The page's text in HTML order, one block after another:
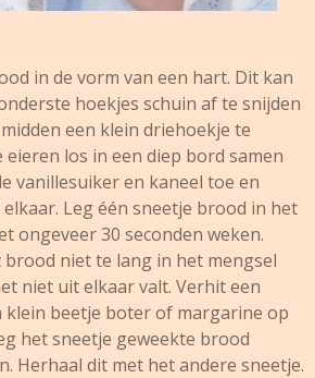
in de vorm van een hart. Dit kan
hoekjes schuin af te snijden
een klein driehoekje te
eieren los in een diep bord samen
vanillesuiker en kaneel toe en
Leg één sneetje brood in het
ongeveer 30 seconden weken.
niet te lang in het mengsel
niet uit elkaar valt. Verhit een
klein beetje boter of margarine op
het sneetje geweekte brood
Herhaal dit met het andere sneetje.